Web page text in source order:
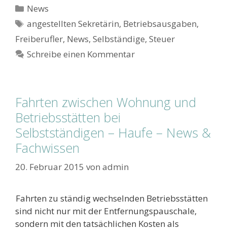
Kategorien
News
Schlagwörter
angestellten Sekretärin, Betriebsausgaben,
Freiberufler, News, Selbständige, Steuer
Schreibe einen Kommentar
Fahrten zwischen Wohnung und
Betriebsstätten bei
Selbstständigen – Haufe – News &
Fachwissen
20. Februar 2015 von admin
Fahrten zu ständig wechselnden Betriebsstätten
sind nicht nur mit der Entfernungspauschale,
sondern mit den tatsächlichen Kosten als